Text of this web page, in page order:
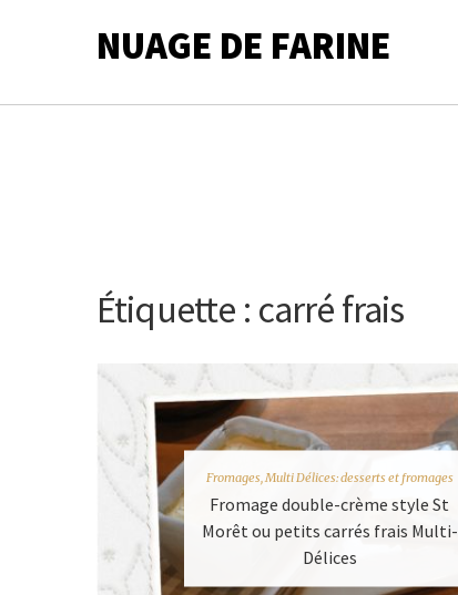
NUAGE DE FARINE
Étiquette : carré frais
Fromages, Multi Délices: desserts et fromages
Fromage double-crème style St
Morêt ou petits carrés frais Multi-
Délices